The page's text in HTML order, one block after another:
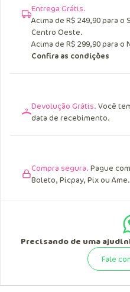
Entrega Grátis.
Acima de R$ 249,90 para o
Centro Oeste.
Acima de R$ 299,90 para
Confira as condições
Devolução Grátis. Você
data de recebimento.
Compra segura. Pague
Boleto, Picpay, Pix ou Ame.
Precisando de uma
Fale